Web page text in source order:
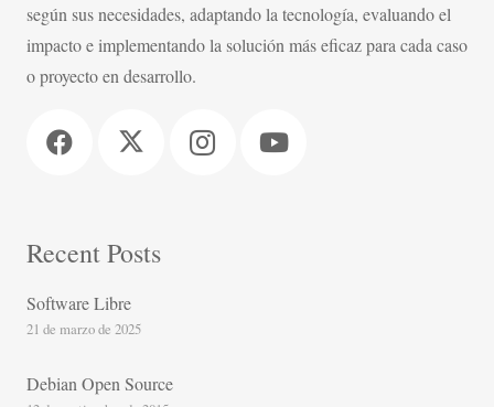
según sus necesidades, adaptando la tecnología, evaluando el
impacto e implementando la solución más eficaz para cada caso
o proyecto en desarrollo.
Recent Posts
Software Libre
21 de marzo de 2025
Debian Open Source